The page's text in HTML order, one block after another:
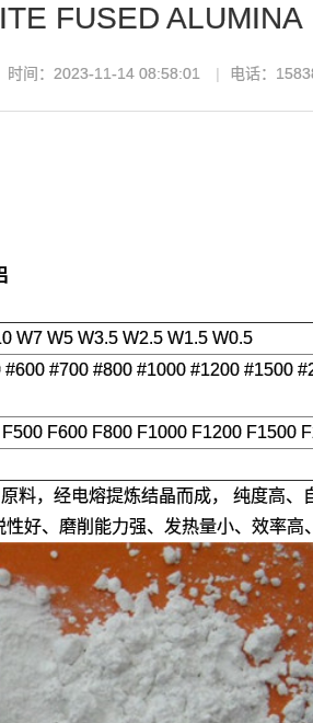
FUSED ALUMINA
时间：2023-11-14 08:58:01 电话：
W7 W5 W3.5 W2.5 W1.5 W0.5
#700 #800 #1000 #1200 #1500
F600 F800 F1000 F1200 F1500
料，经电熔提炼结晶而成， 纯度高、
好、磨削能力强、发热量小、效率